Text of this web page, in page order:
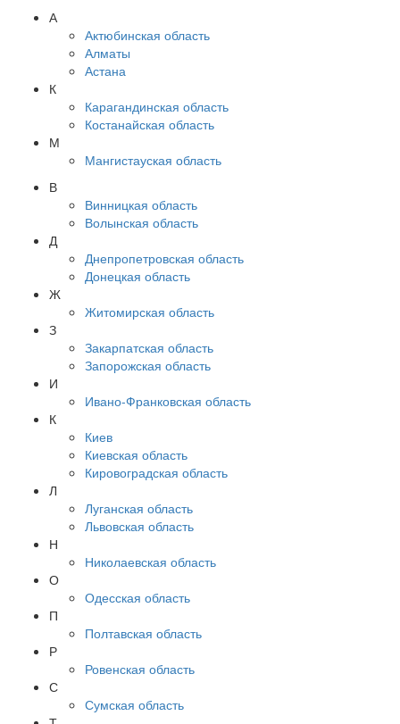
А
Актюбинская область
Алматы
Астана
К
Карагандинская область
Костанайская область
М
Мангистауская область
В
Винницкая область
Волынская область
Д
Днепропетровская область
Донецкая область
Ж
Житомирская область
З
Закарпатская область
Запорожская область
И
Ивано-Франковская область
К
Киев
Киевская область
Кировоградская область
Л
Луганская область
Львовская область
Н
Николаевская область
О
Одесская область
П
Полтавская область
Р
Ровенская область
С
Сумская область